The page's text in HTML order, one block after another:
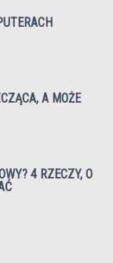
A MOŻE
4 RZECZY, O